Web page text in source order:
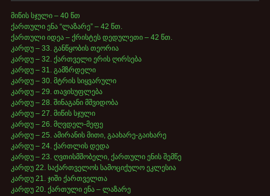
მიწის სჯული – 40 წთ
ქართული ენა “ლაზარე” – 42 წთ.
ქართული იდეა – ქრისტეს დედულეთი – 42 წთ.
კარდუ – 33. განწყობის თეორია
კარდუ – 32. ქართველი ერის ღირსება
კარდუ – 31. გამზრდელი
კარდუ – 30. მტრის სიყვარული
კარდუ – 29. თავისუფლება
კარდუ – 28. შინაგანი მშვიდობა
კარდუ – 27. მიწის სჯული
კარდუ – 26. მღვდელ-მეფე
კარდუ – 25. ამირანის მითი, გაახარე-გაიხარე
კარდუ – 24. ქართლის დედა
კარდუ – 23. ღვთისმშობელი, ქართული ენის შემწე
კარდუ 22. საქართველოს სამოციქულო ეკლესია
კარდუ 21. ჯიში ქართველთა
კარდუ 20. ქართული ენა – ლაზარე